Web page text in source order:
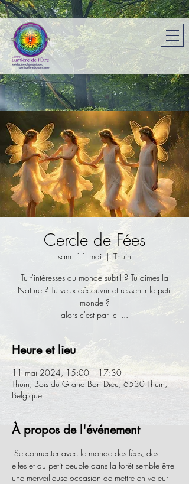
Cercle de Fées
sam. 11 mai
  |
Thuin
Tu t'intéresses au monde subtil ? Tu aimes la
Nature ? Tu veux découvrir et ressentir le petit
monde ?
alors c'est par ici ...
Heure et lieu
11 mai 2024, 15:00 – 17:30
Thuin, Bois du Grand Bon Dieu, 6530 Thuin,
Belgique
À propos de l'événement
Se connecter avec le monde des fées, des
elfes et du petit peuple dans la forêt semble être
une merveilleuse occasion de mettre en valeur